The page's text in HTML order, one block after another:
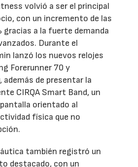
volvió a ser el principal
con un incremento de las
gracias a la fuerte demanda
Durante el
lanzó los nuevos relojes
Forerunner 70 y
además de presentar la
CIRQA Smart Band, un
orientado al
física que no
también registró un
destacado, con un